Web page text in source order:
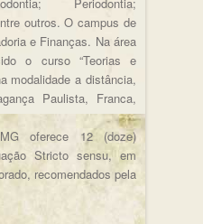
outros. O campus de
e Finanças. Na área
o curso “Teorias e
modalidade a distância,
Paulista, Franca,
oferece 12 (doze)
Stricto sensu, em
recomendados pela